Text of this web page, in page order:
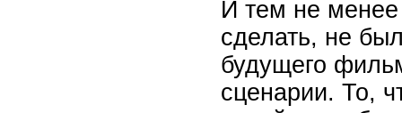
И тем не менее
сделать, не
будущего
сценарии. То,